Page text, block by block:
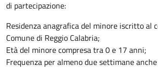
di partecipazione:
Residenza anagrafica del minore iscritto al
Comune di Reggio Calabria;
Età del minore compresa tra 0 e 17 anni;
Frequenza per almeno due settimane